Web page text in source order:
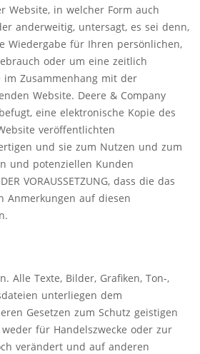
Website, in welcher Form auch
anderweitig, untersagt, es sei denn,
Wiedergabe für Ihren persönlichen,
oder um eine zeitlich
im Zusammenhang mit der
Website. Deere & Company
eine elektronische Kopie des
veröffentlichten
und sie zum Nutzen und zum
und potenziellen Kunden
VORAUSSETZUNG, dass die das
Anmerkungen auf diesen
Alle Texte, Bilder, Grafiken, Ton-,
unterliegen dem
Gesetzen zum Schutz geistigen
für Handelszwecke oder zur
verändert und auf anderen